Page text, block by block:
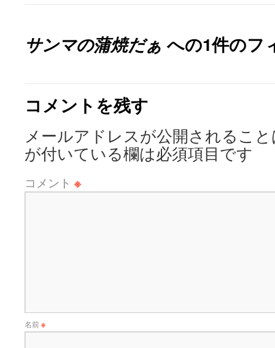
サンマの蒲焼だぁ への1件のフ
コメントを残す
メールアドレスが公開されるこ
が付いている欄は必須項目です
コメント ※
名前※